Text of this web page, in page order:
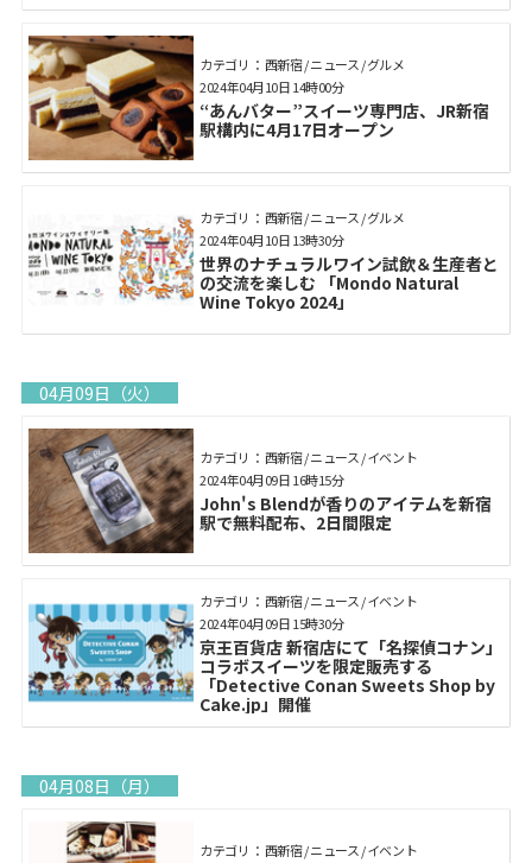
カテゴリ： 西新宿 / ニュース / グルメ
“あんバター”スイーツ専門店、JR新宿
駅構内に4月17日オープン
2024年04月10日 14時00分
カテゴリ： 西新宿 / ニュース / グルメ
世界のナチュラルワイン試飲＆生産者と
の交流を楽しむ 「Mondo Natural
Wine Tokyo 2024」
2024年04月10日 13時30分
04月09日（火）
カテゴリ： 西新宿 / ニュース / イベント
John's Blendが香りのアイテムを新宿
駅で無料配布、2日間限定
2024年04月09日 16時15分
カテゴリ： 西新宿 / ニュース / イベント
京王百貨店 新宿店にて「名探偵コナン」
コラボスイーツを限定販売する
「Detective Conan Sweets Shop by
Cake.jp」開催
2024年04月09日 15時30分
04月08日（月）
カテゴリ： 西新宿 / ニュース / イベント